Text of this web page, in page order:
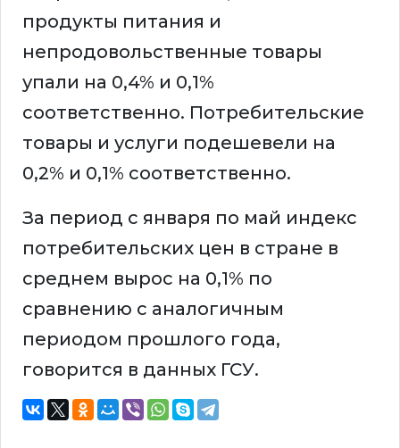
продукты питания и
непродовольственные товары
упали на 0,4% и 0,1%
соответственно. Потребительские
товары и услуги подешевели на
0,2% и 0,1% соответственно.
За период с января по май индекс
потребительских цен в стране в
среднем вырос на 0,1% по
сравнению с аналогичным
периодом прошлого года,
говорится в данных ГСУ.